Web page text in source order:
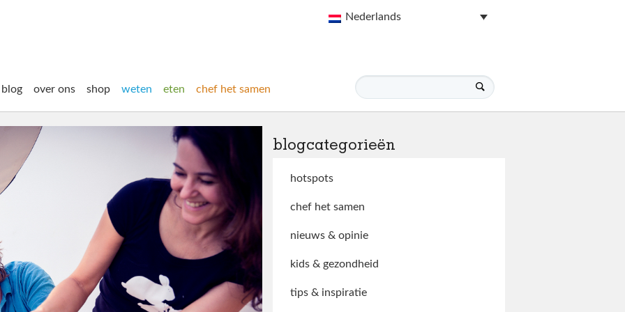
blog over ons shop weten eten chef het samen
Nederlands
blogcategorieën
hotspots
chef het samen
nieuws & opinie
kids & gezondheid
tips & inspiratie